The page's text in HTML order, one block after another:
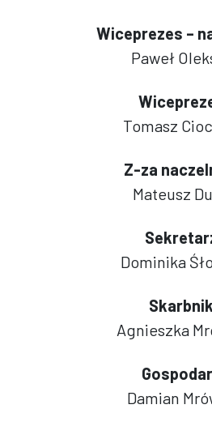
Wiceprezes –
Paweł
Tomasz
Z-za
Mateusz
Dominika
Skarbnik
Agnieszka
Damian